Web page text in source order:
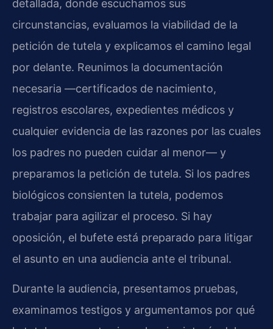
detallada, donde escuchamos sus
circunstancias, evaluamos la viabilidad de la
petición de tutela y explicamos el camino legal
por delante. Reunimos la documentación
necesaria —certificados de nacimiento,
registros escolares, expedientes médicos y
cualquier evidencia de las razones por las cuales
los padres no pueden cuidar al menor— y
preparamos la petición de tutela. Si los padres
biológicos consienten la tutela, podemos
trabajar para agilizar el proceso. Si hay
oposición, el bufete está preparado para litigar
el asunto en una audiencia ante el tribunal.
Durante la audiencia, presentamos pruebas,
examinamos testigos y argumentamos por qué